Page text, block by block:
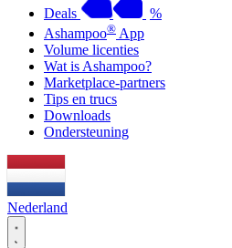
Deals
%
Ashampoo® App
Volume licenties
Wat is Ashampoo?
Marketplace-partners
Tips en trucs
Downloads
Ondersteuning
Nederland